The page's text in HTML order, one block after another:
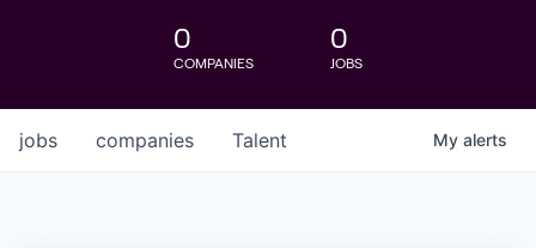
0
COMPANIES
0
JOBS
jobs companies Talent My alerts